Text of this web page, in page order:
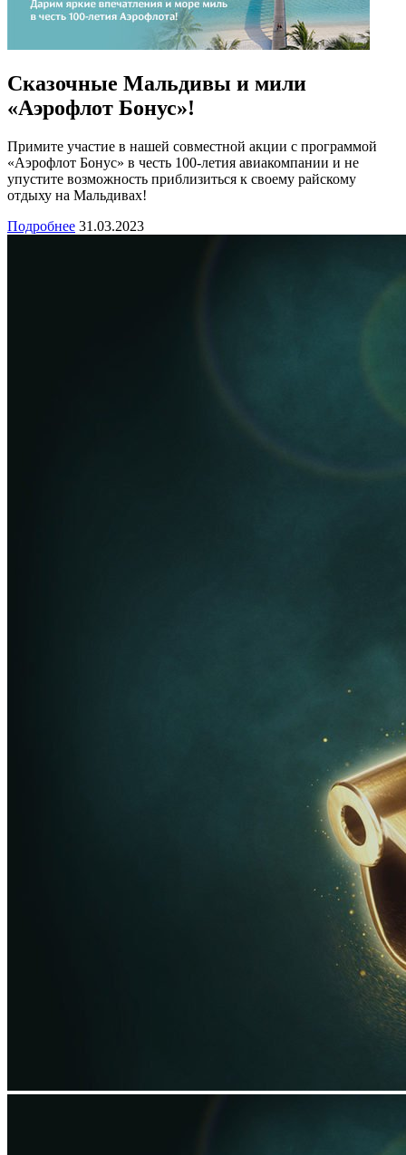
Сказочные Мальдивы и мили
«Аэрофлот Бонус»!
Примите участие в нашей совместной акции с программой
«Аэрофлот Бонус» в честь 100-летия авиакомпании и не
упустите возможность приблизиться к своему райскому
отдыху на Мальдивах!
Подробнее 31.03.2023